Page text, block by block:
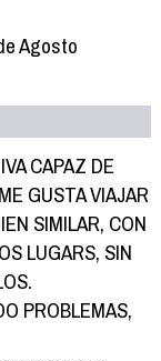
Agosto
CAPAZ DE
GUSTA VIAJAR
SIMILAR, CON
LUGARS, SIN
PROBLEMAS,